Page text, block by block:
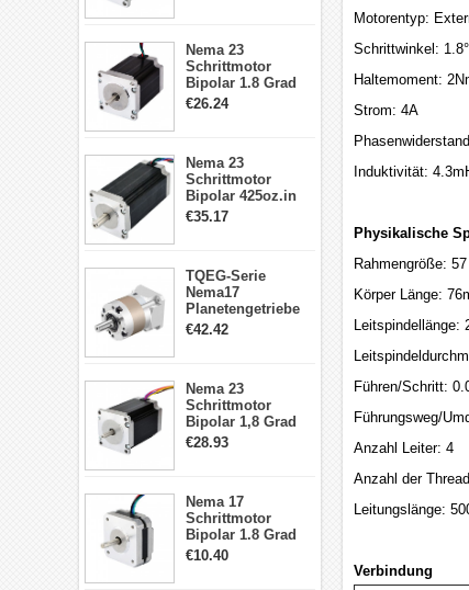
Nema 23
Schrittmotor
Bipolar 1.8 Grad
1.9Nm 3A 3.36V 4
€26.24
Nema 23
Schrittmotor
Bipolar 425oz.in
4.2A 57x57x114mm
€35.17
TQEG-Serie
Nema17
Planetengetriebe
5:1 Spiel 15Arc-
€42.42
Nema 23
Schrittmotor
Bipolar 1,8 Grad
2,83Nm 4 A 2,26V
€28.93
Nema 17
Schrittmotor
Bipolar 1.8 Grad
8.7Ncm 1A 3.5V 4
€10.40
Motorentyp:
Schrittwinkel: 1.8°
Haltemoment:
Strom: 4A
Induktivität:
Physikalische
Rahmengröße:
Körper Länge:
Leitspindellänge:
Führen/Schritt:
Führungsweg/
Anzahl Leiter: 4
Anzahl der
Leitungslänge:
Verbindung